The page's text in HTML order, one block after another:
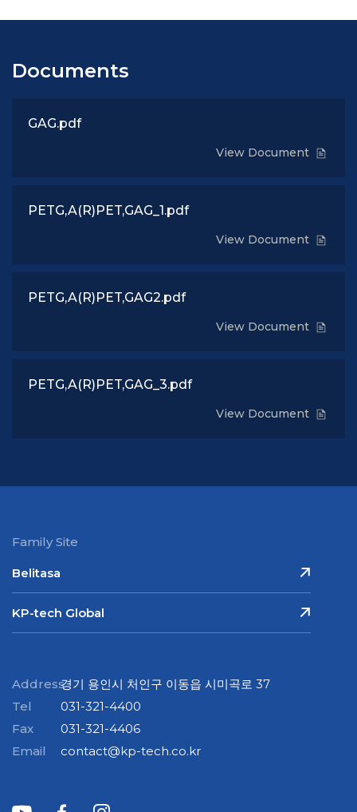
Documents
GAG.pdf
View Document
PETG,A(R)PET,GAG_1.pdf
View Document
PETG,A(R)PET,GAG2.pdf
View Document
PETG,A(R)PET,GAG_3.pdf
View Document
Family Site
Belitasa
KP-tech Global
Address경기 용인시 처인구 이동읍 시미곡로 37
Tel
031-321-4400
Fax
031-321-4406
Email
contact@kp-tech.co.kr